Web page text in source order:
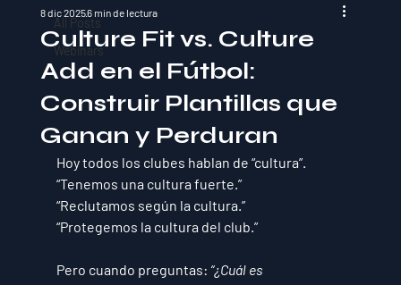
All Posts
Webinars
Culture Fit vs. Culture
Add en el Fútbol:
Construir Plantillas que
Ganan y Perduran
8 dic 20256 min de lectura
Hoy todos los clubes hablan de “cultura”.
“Tenemos una cultura fuerte.”
“Reclutamos según la cultura.”
“Protegemos la cultura del club.”
Pero cuando preguntas: “¿Cuál es